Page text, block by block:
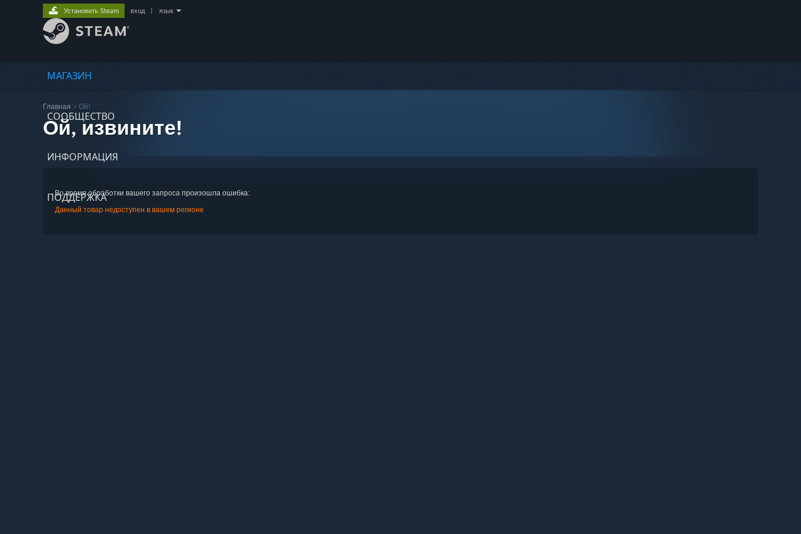
МАГАЗИН
СООБЩЕСТВО
ИНФОРМАЦИЯ
ПОДДЕРЖКА
Установить Steam вход язык
Главная > Ой!
Ой, извините!
Во время обработки вашего запроса произошла ошибка:
Данный товар недоступен в вашем регионе